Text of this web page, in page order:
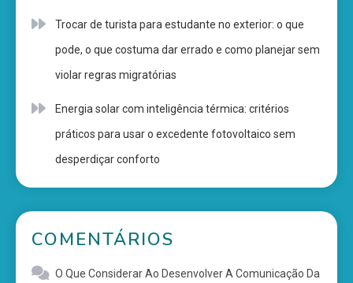
Trocar de turista para estudante no exterior: o que
pode, o que costuma dar errado e como planejar sem
violar regras migratórias
Energia solar com inteligência térmica: critérios
práticos para usar o excedente fotovoltaico sem
desperdiçar conforto
COMENTÁRIOS
O Que Considerar Ao Desenvolver A Comunicação Da